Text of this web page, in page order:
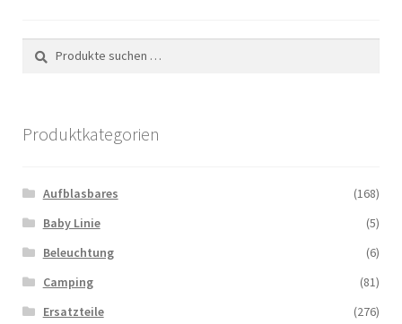
Suchen
nach:
Suchen
Produktkategorien
Aufblasbares
(168)
Baby Linie
(5)
Beleuchtung
(6)
Camping
(81)
Ersatzteile
(276)